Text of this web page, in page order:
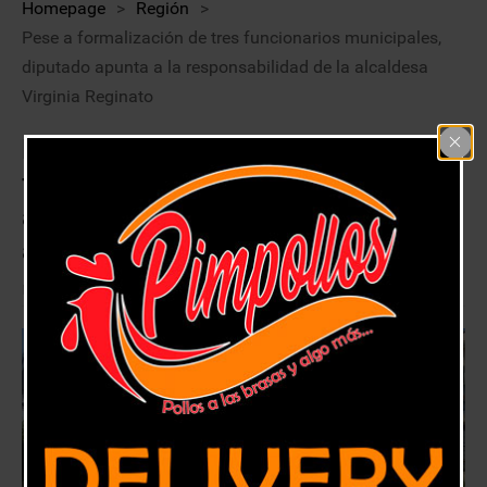
Homepage > Región
>
Pese a formalización de tres funcionarios municipales,
diputado apunta a la responsabilidad de la alcaldesa
Virginia Reginato
Pese a formalización de tres
funcionarios municipales, diputado
apunta a la responsabilidad de la
alcaldesa Virginia Reginato
6 octubre, 2020 Región